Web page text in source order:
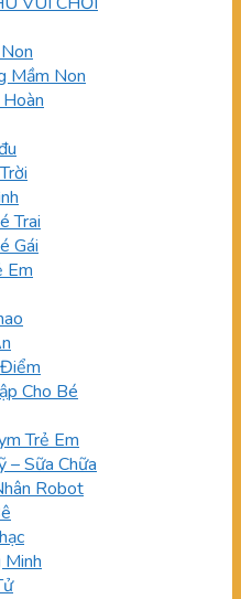
Mầm Non
Trai
Gái
Em
Cho Bé
Trẻ Em
– Sữa Chữa
Robot